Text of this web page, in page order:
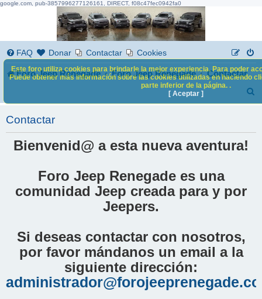
google.com, pub-3857996277126161, DIRECT, f08c47fec0942fa0
FAQ Donar Contactar Cookies
Foro Jeep Renegade Foro Jeep Renegade Contactar
Contactar
Bienvenid@ a esta nueva aventura!
Foro Jeep Renegade es una
comunidad Jeep creada para y por
Jeepers.
Si deseas contactar con nosotros,
por favor mándanos un email a la
siguiente dirección:
Este foro utiliza cookies para brindarle la mejor experiencia. Para poder
Puede obtener más información sobre las cookies utilizadas en haciendo
parte inferior de la página. .
[ Aceptar ]